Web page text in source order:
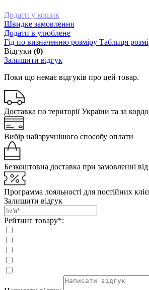
Додати у кошик
Швидке замовлення
Додати в улюблене
Гід по визначенню розміру Таблиця
Відгуки (0)
Залишити відгук
Поки що немає відгуків про цей товар.
Доставка по території України та за
Вибір найзручнішого способу оплати
Безкоштовна доставка при замовленні
Программа лояльності для постійних
Залишити відгук
Рейтинг товару*: